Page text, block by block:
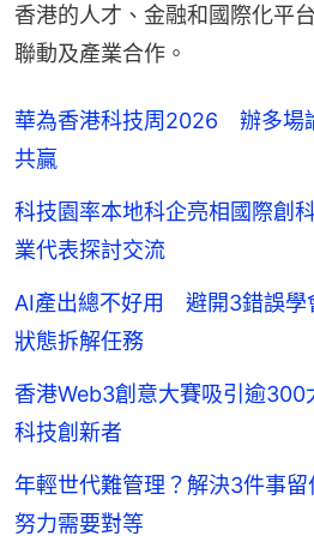
香港的人才、金融和國際化平
聯動及產業合作。
華為香港科技周2026 辦多場
共贏
科技園率本地科企亮相國際創
業代表探討交流
AI產出總不好用 避開3錯誤學
狀態拆解任務
香港Web3創意大賽吸引逾300
科技創新者
年輕世代難管理？解決3件事
努力需要對等